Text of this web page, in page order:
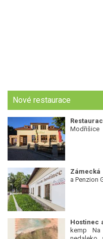
Nové restaurace
Modřišice
Zámecká
a Penzion
Hostinec
kemp